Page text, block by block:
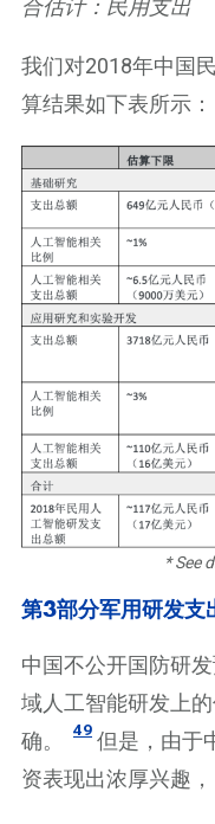
合估计：民用支出
我们对2018年中国
算结果如下表所示：
* See
第3部分军用研发支
中国不公开国防研
域人工智能研发上
确。
49 但是，由于
资表现出浓厚兴趣，